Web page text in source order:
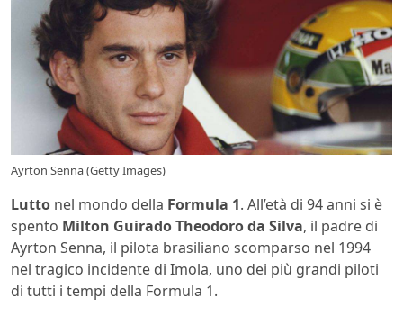
Ayrton Senna (Getty Images)
Lutto nel mondo della Formula 1. All’età di 94 anni si è
spento Milton Guirado Theodoro da Silva, il padre di
Ayrton Senna, il pilota brasiliano scomparso nel 1994
nel tragico incidente di Imola, uno dei più grandi piloti
di tutti i tempi della Formula 1.